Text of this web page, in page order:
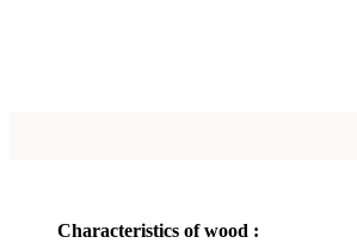
Characteristics of wood :